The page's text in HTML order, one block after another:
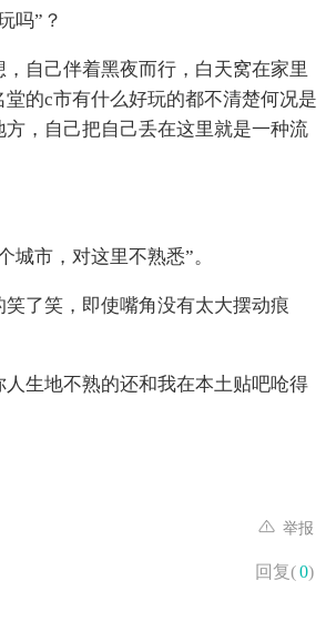
吗”？
，自己伴着黑夜而行，白天窝在家里
的c市有什么好玩的都不清楚何况是
，自己把自己丢在这里就是一种流
城市，对这里不熟悉”。
笑了笑，即使嘴角没有太大摆动痕
人生地不熟的还和我在本土贴吧呛得
举报
回复(0)